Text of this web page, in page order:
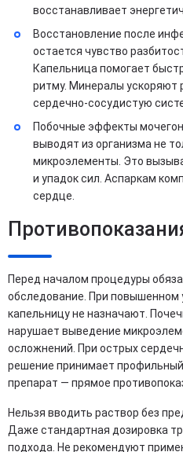
восстанавливает
Восстановление после
остается чувство
Капельница помогает
ритму. Минералы
сердечно-сосудистую
Побочные эффекты
выводят из организма не
микроэлементы. Это
и упадок сил. Аспаркам
сердце.
Перед началом процедуры
обследование. При повышенном
капельницу не назначают.
нарушает выведение
осложнений. При острых
решение принимает
препарат — прямое
Нельзя вводить раствор без
Даже стандартная дозировка
подхода. Не рекомендуют